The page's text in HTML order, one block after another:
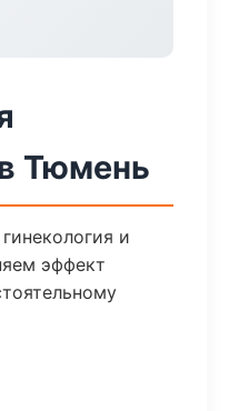
Тюмень
и
эффект